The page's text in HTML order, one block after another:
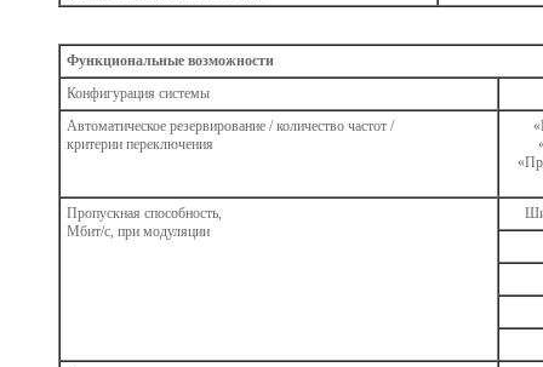
Функциональные возможности
Конфигурация системы
Автоматическое резервирование / количество частот /
критерии переключения
Пропускная способность,
Мбит/с, при модуляции